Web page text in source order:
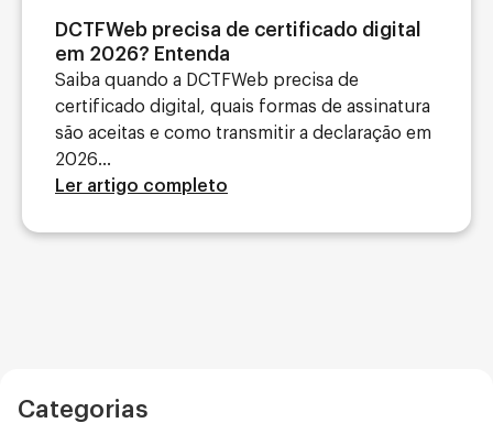
DCTFWeb precisa de certificado digital
em 2026? Entenda
Saiba quando a DCTFWeb precisa de
certificado digital, quais formas de assinatura
são aceitas e como transmitir a declaração em
2026...
Ler artigo completo
Categorias